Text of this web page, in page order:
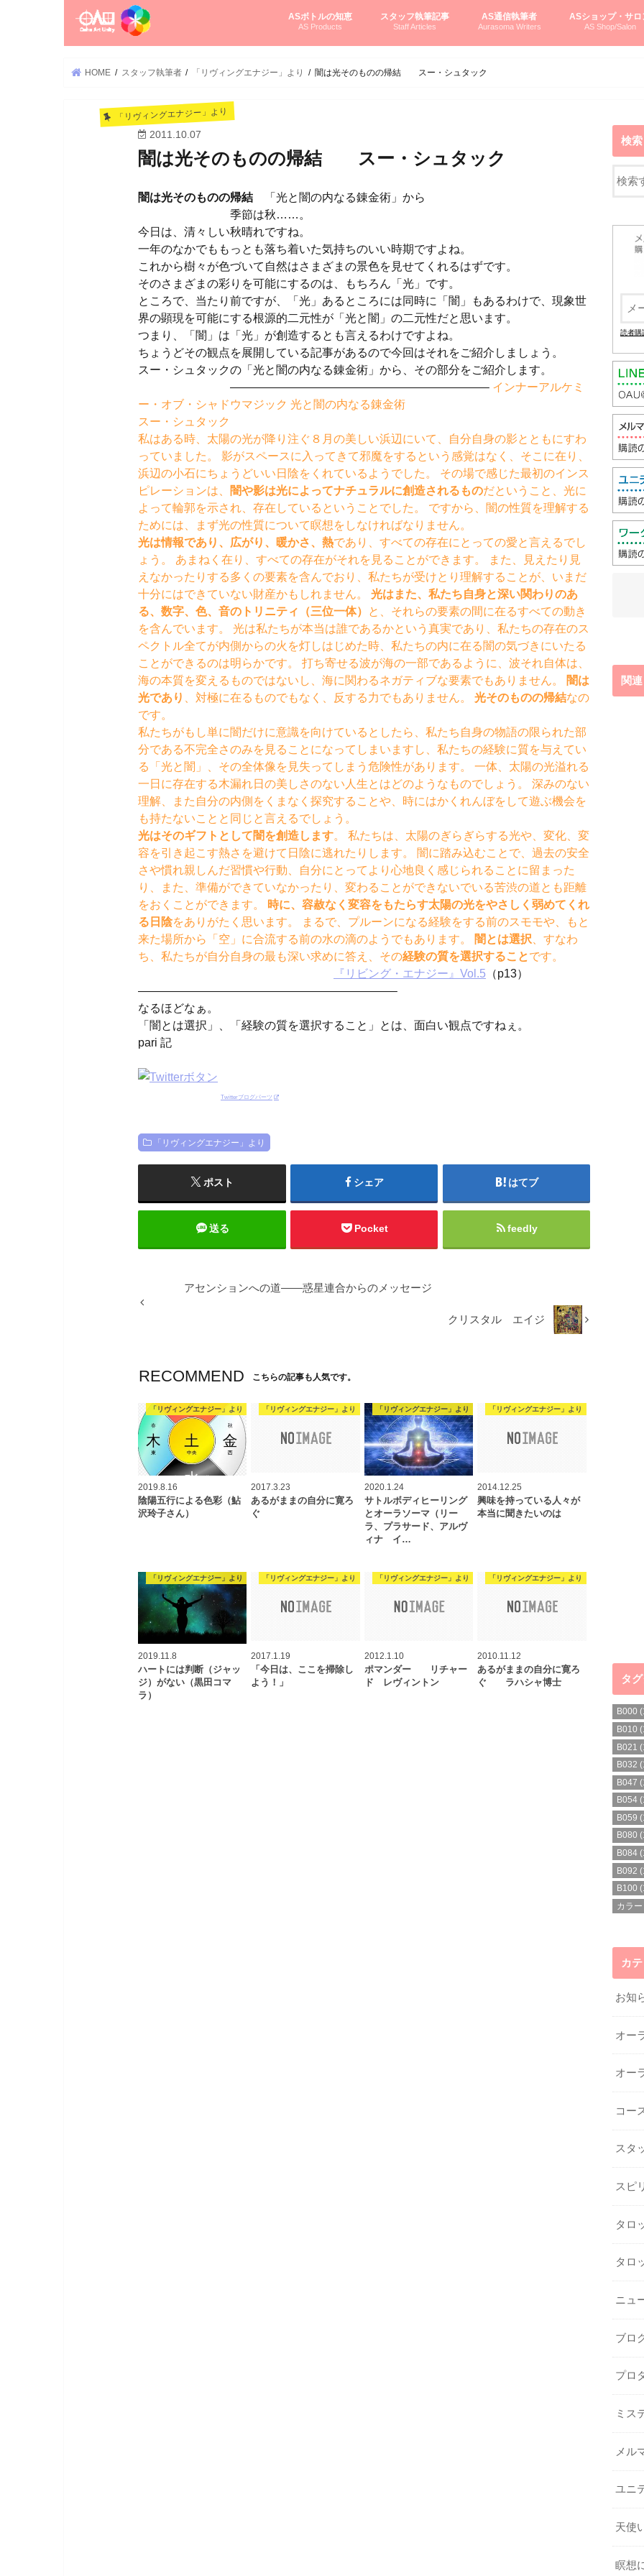
ASボトルの知恵
AS Products
スタッフ執筆記事
Staff Articles
AS通信執筆者
Aurasoma Writers
ASショップ・サロ
AS Shop/Salon
HOME スタッフ執筆者 「リヴィングエナジー」より 闇は光そのものの帰結 スー・シュタック
「リヴィングエナジー」より
2011.10.07
闇は光そのものの帰結 スー・シュタック
闇は光そのものの帰結 「光と闇の内なる錬金術」から
季節は秋……。
今日は、清々しい秋晴れですね。
一年のなかでももっとも落ち着いた気持ちのいい時期ですよね。
これから樹々が色づいて自然はさまざまの景色を見せてくれるはずです。
そのさまざまの彩りを可能にするのは、もちろん「光」です。
ところで、当たり前ですが、「光」あるところには同時に「闇」もあるわけで、現象世
界の顕現を可能にする根源的二元性が「光と闇」の二元性だと思います。
つまり、「闇」は「光」が創造するとも言えるわけですよね。
ちょうどその観点を展開している記事があるので今回はそれをご紹介しましょう。
スー・シュタックの「光と闇の内なる錬金術」から、その部分をご紹介します。
——————————————————————– インナーアルケミ
ー・オブ・シャドウマジック 光と闇の内なる錬金術
スー・シュタック
私はある時、太陽の光が降り注ぐ８月の美しい浜辺にいて、自分自身の影とともにすわ
っていました。 影がスペースに入ってきて邪魔をするという感覚はなく、そこに在り、
浜辺の小石にちょうどいい日陰をくれているようでした。 その場で感じた最初のインス
ピレーションは、
闇や影は光によってナチュラルに創造されるものだということ、光に
よって輪郭を示され、存在しているということでした。 ですから、闇の性質を理解する
ためには、まず光の性質について瞑想をしなければなりません。
光は情報であり、広がり、暖かさ、熱であり、すべての存在にとっての愛と言えるでし
ょう。 あまねく在り、すべての存在がそれを見ることができます。 また、見えたり見
えなかったりする多くの要素を含んでおり、私たちが受けとり理解することが、いまだ
十分にはできていない財産かもしれません。 光はまた、私たち自身と深い関わりのあ
る、数字、色、音のトリニティ（三位一体）
と、それらの要素の間に在るすべての動き
を含んでいます。 光は私たちが本当は誰であるかという真実であり、私たちの存在のス
ペクトル全てが内側からの火を灯しはじめた時、私たちの内に在る闇の気づきにいたる
ことができるのは明らかです。 打ち寄せる波が海の一部であるように、波それ自体は、
海の本質を変えるものではないし、海に関わるネガティブな要素でもありません。
闇は
光であり
、対極に在るものでもなく、反する力でもありません。 光そのものの帰結なの
です。
私たちがもし単に闇だけに意識を向けているとしたら、私たち自身の物語の限られた部
分である不完全さのみを見ることになってしまいますし、私たちの経験に質を与えてい
る「光と闇」、その全体像を見失ってしまう危険性があります。 一体、太陽の光溢れる
一日に存在する木漏れ日の美しさのない人生とはどのようなものでしょう。 深みのない
理解、また自分の内側をくまなく探究することや、時にはかくれんぼをして遊ぶ機会を
も持たないことと同じと言えるでしょう。
光はそのギフトとして闇を創造します。 私たちは、太陽のぎらぎらする光や、変化、変
容を引き起こす熱さを避けて日陰に逃れたりします。 闇に踏み込むことで、過去の安全
さや慣れ親しんだ習慣や行動、自分にとってより心地良く感じられることに留まった
り、また、準備ができていなかったり、変わることができないでいる苦渋の道とも距離
をおくことができます。 時に、容赦なく変容をもたらす太陽の光をやさしく弱めてくれ
る日陰をありがたく思います。 まるで、プルーンになる経験をする前のスモモや、もと
来た場所から「空」に合流する前の水の滴のようでもあります。
闇とは選択 、すなわ
ち、私たちが自分自身の最も深い求めに答え、その経験の質を選択することです。
『リビング・エナジー』Vol.5 （p13）
——————————————————————–
なるほどなぁ。
「闇とは選択」、「経験の質を選択すること」とは、面白い観点ですねぇ。
pari 記
Twitterブログパーツ
「リヴィングエナジー」より
ポスト シェア はてブ
送る Pocket feedly
アセンションへの道――惑星連合からのメッセージ
クリスタル エイジ
RECOMMEND こちらの記事も人気です。
「リヴィングエナジー」より
2019.8.16
陰陽五行による色彩（鮎
沢玲子さん）
「リヴィングエナジー」より
2017.3.23
あるがままの自分に寛ろ
ぐ
「リヴィングエナジー」より
2020.1.24
サトルボディヒーリング
とオーラソーマ（リー
ラ、プラサード、アルヴ
ィナ イ…
「リヴィングエナジー」より
2014.12.25
興味を持っている人々が
本当に聞きたいのは
「リヴィングエナジー」より
2019.11.8
ハートには判断（ジャッ
ジ）がない（黒田コマ
ラ）
「リヴィングエナジー」より
2017.1.19
「今日は、ここを掃除し
よう！」
「リヴィングエナジー」より
2012.1.10
ポマンダー リチャー
ド レヴィントン
「リヴィングエナジー」より
2010.11.12
あるがままの自分に寛ろ
ぐ ラハシャ博士
検索
読者購
関
タ
B000
B010
B021
B032
B047
B054
B059
B080
B084
B092
B100
カラ
カ
お知
オー
オー
コー
スタ
スピ
タロ
タロ
ニュ
ブロ
プロ
ミス
メル
ユニ
天使
瞑想